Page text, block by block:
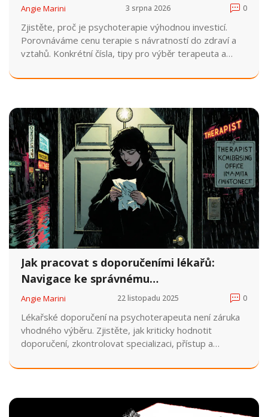
Angie Marini 3 srpna 2026 0
Zjistěte, proč je psychoterapie výhodnou investicí.
Porovnáváme cenu terapie s návratností do zdraví a
vztahů. Konkrétní čísla, tipy pro výběr terapeuta a
Jak pracovat s doporučeními lékařů:
Navigace ke správnému
psychoterapeutovi
Angie Marini 22 listopadu 2025 0
Lékařské doporučení na psychoterapeuta není záruka
vhodného výběru. Zjistěte, jak kriticky hodnotit
doporučení, zkontrolovat specializaci, přístup a
tituly.